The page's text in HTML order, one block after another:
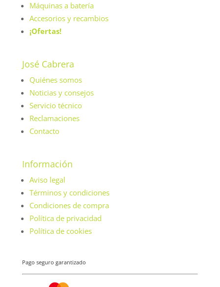
Máquinas a batería
Accesorios y recambios
¡Ofertas!
José Cabrera
Quiénes somos
Noticias y consejos
Servicio técnico
Reclamaciones
Contacto
Información
Aviso legal
Términos y condiciones
Condiciones de compra
Política de privacidad
Política de cookies
Pago seguro garantizado